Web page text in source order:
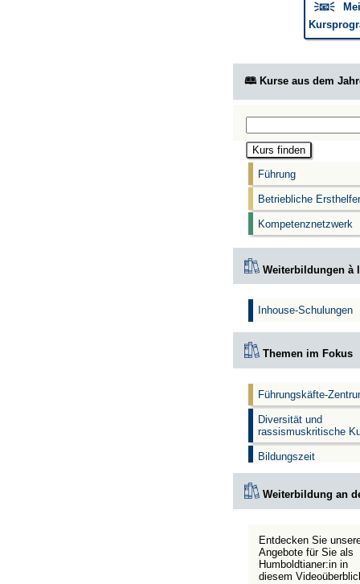
🗦📧🗧
🕮 Kurse aus dem
Führung
Betriebliche
Kompetenznetzwerk
Weiterbildungen à
Inhouse-Schulungen
Themen im Fokus
Führungskäfte-
Diversität und
rassismuskritische
Bildungszeit
Weiterbildung an
Entdecken Sie
Angebote für Sie als
Humboldtianer:in in
diesem